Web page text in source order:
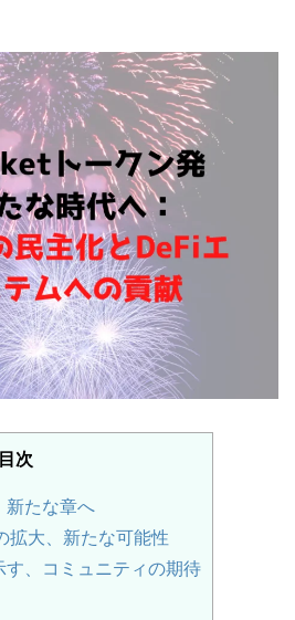
目次
新たな章へ
拡大、新たな可能性
す、コミュニティの期待